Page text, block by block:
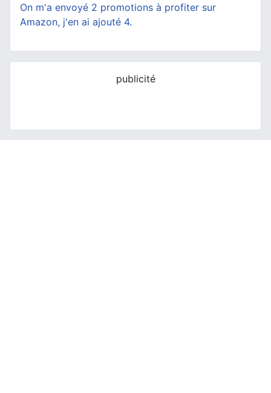
On m'a envoyé 2 promotions à profiter sur
Amazon, j'en ai ajouté 4.
publicité